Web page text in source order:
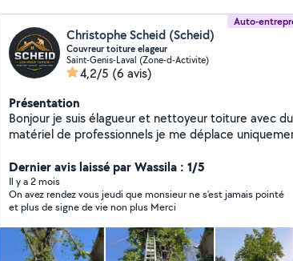
Auto-
Christophe Scheid (Scheid)
Couvreur toiture elageur
Saint-Genis-Laval (Zone-d-Activite)
4,2/5 (6 avis)
Présentation
Bonjour je suis élagueur et nettoyeur toiture avec du
matériel de professionnels je me déplace
Avignon.montelimar.orange. Je suis rapide et efficace
Dernier avis laissé par Wassila : 1/5
Il y a 2 mois
On avez rendez vous jeudi que monsieur ne s’est jamais pointé
et plus de signe de vie non plus Merci